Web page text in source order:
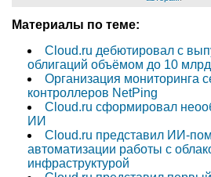
Материалы по теме:
Cloud.ru дебютировал с
облигаций объёмом до 10
Организация мониторинга
контроллеров NetPing
Cloud.ru сформировал
ИИ
Cloud.ru представил ИИ-
автоматизации работы с
инфраструктурой